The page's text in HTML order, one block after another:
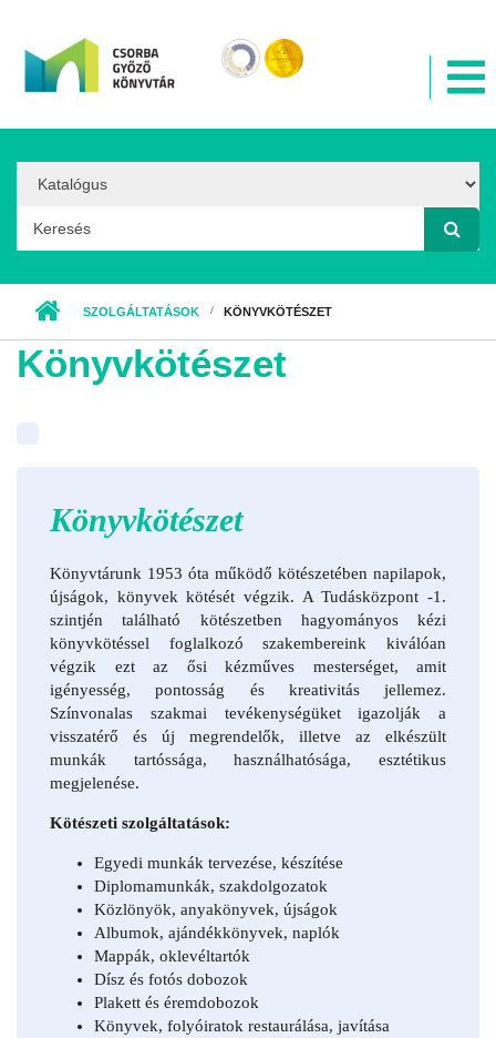
Option:
Keresés űrlap
SZOLGÁLTATÁSOK KÖNYVKÖTÉSZET
Könyvkötészet
Könyvkötészet
Könyvtárunk 1953 óta működő kötészetében napilapok,
újságok, könyvek kötését végzik. A Tudásközpont -1.
szintjén található kötészetben hagyományos kézi
könyvkötéssel foglalkozó szakembereink kiválóan
végzik ezt az ősi kézműves mesterséget, amit
igényesség, pontosság és kreativitás jellemez.
Színvonalas szakmai tevékenységüket igazolják a
visszatérő és új megrendelők, illetve az elkészült
munkák tartóssága, használhatósága, esztétikus
megjelenése.
Kötészeti szolgáltatások:
Egyedi munkák tervezése, készítése
Diplomamunkák, szakdolgozatok
Közlönyök, anyakönyvek, újságok
Albumok, ajándékkönyvek, naplók
Mappák, oklevéltartók
Dísz és fotós dobozok
Plakett és éremdobozok
Könyvek, folyóiratok restaurálása, javítása